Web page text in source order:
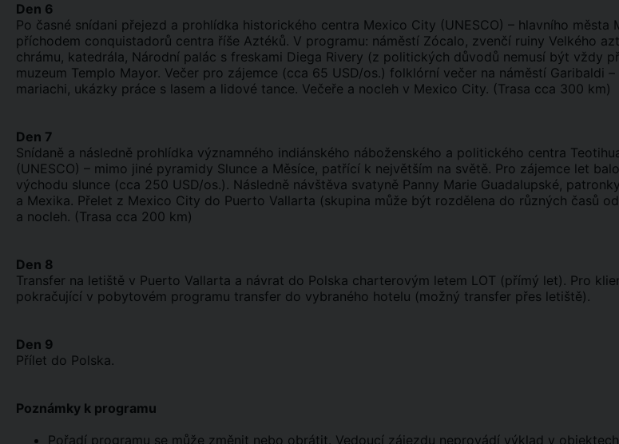
Den 6
Po časné snídani přejezd a prohlídka historického centra Mexico City (UNESCO) – hlavního města
příchodem conquistadorů centra říše Aztéků. V programu: náměstí Zócalo, zvenčí ruiny Velkého
chrámu, katedrála, Národní palác s freskami Diega Rivery (z politických důvodů nemusí být vždy
muzeum Templo Mayor. Večer pro zájemce (cca 65 USD/os.) folklórní večer na náměstí Garibaldi
mariachi, ukázky práce s lasem a lidové tance. Večeře a nocleh v Mexico City. (Trasa cca 300 km)
Den 7
Snídaně a následně prohlídka významného indiánského náboženského a politického centra
(UNESCO) – mimo jiné pyramidy Slunce a Měsíce, patřící k největším na světě. Pro zájemce let
východu slunce (cca 250 USD/os.). Následně návštěva svatyně Panny Marie Guadalupské,
a Mexika. Přelet z Mexico City do Puerto Vallarta (skupina může být rozdělena do různých časů
a nocleh. (Trasa cca 200 km)
Den 8
Transfer na letiště v Puerto Vallarta a návrat do Polska charterovým letem LOT (přímý let). Pro
pokračující v pobytovém programu transfer do vybraného hotelu (možný transfer přes letiště).
Den 9
Přílet do Polska.
Poznámky k programu
Pořadí programu se může změnit nebo obrátit. Vedoucí zájezdu neprovádí výklad v